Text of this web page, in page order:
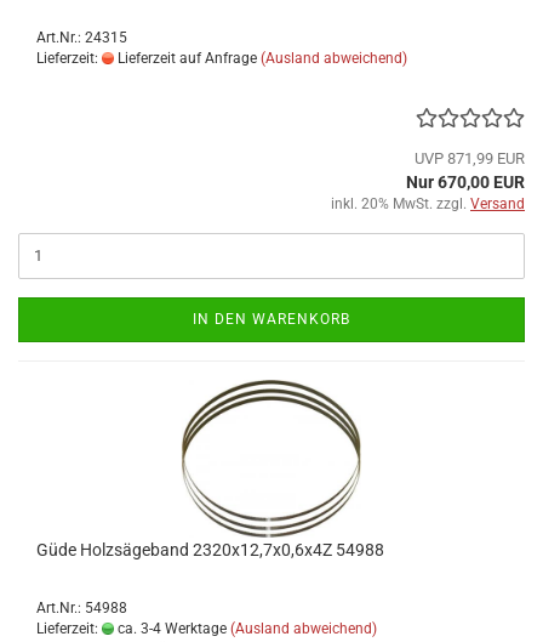
Art.Nr.: 24315
Lieferzeit:
Lieferzeit auf Anfrage (Ausland abweichend)
UVP 871,99 EUR
Nur 670,00 EUR
inkl. 20% MwSt. zzgl. Versand
IN DEN WARENKORB
Güde Holzsägeband 2320x12,7x0,6x4Z 54988
Art.Nr.: 54988
Lieferzeit:
ca. 3-4 Werktage (Ausland abweichend)